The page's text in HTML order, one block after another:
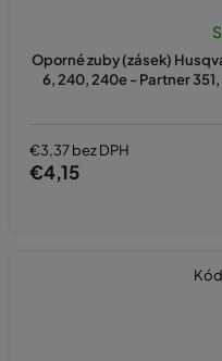
Oporné zuby (zásek)
6, 240, 240e - Partner
€3,37 bez DPH
€4,15